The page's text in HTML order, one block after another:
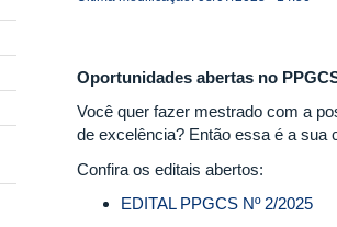
Oportunidades abertas no
Você quer fazer mestrado com a
de excelência? Então essa é a sua
Confira os editais abertos:
EDITAL PPGCS Nº 2/2025